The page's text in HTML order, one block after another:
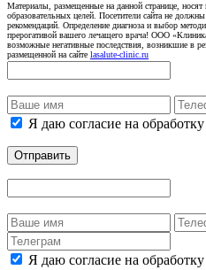
Материалы, размещенные на данной странице,
образовательных целей. Посетители сайта не
рекомендаций. Определение диагноза и выбор
прерогативой вашего лечащего врача! ООО
возможные негативные последствия, возникшие в
размещенной на сайте lasalute-clinic.ru
Я даю согласие на обработку
Отправить
Я даю согласие на обработку